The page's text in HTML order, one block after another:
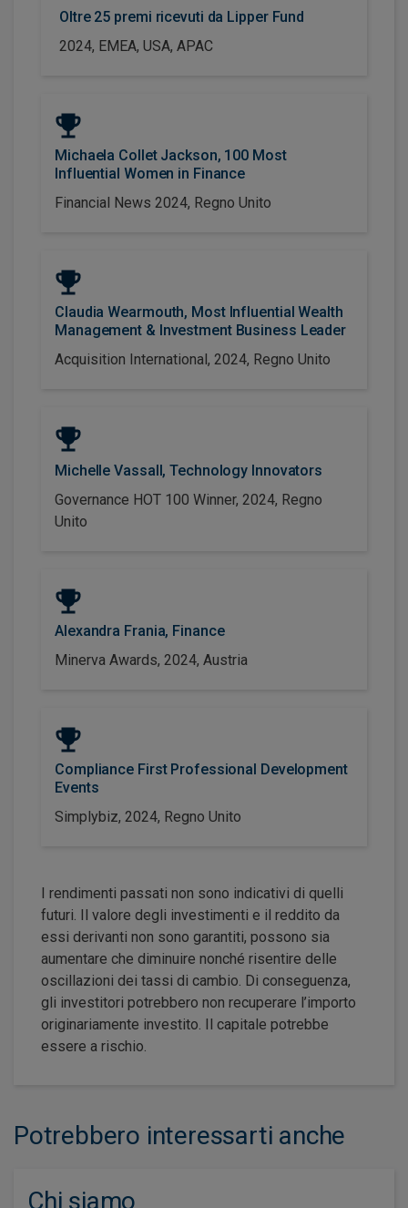
Oltre 25 premi ricevuti da Lipper Fund
2024, EMEA, USA, APAC
Michaela Collet Jackson, 100 Most
Influential Women in Finance
Financial News 2024, Regno Unito
Claudia Wearmouth, Most Influential Wealth
Management & Investment Business Leader
Acquisition International, 2024, Regno Unito
Michelle Vassall, Technology Innovators
Governance HOT 100 Winner, 2024, Regno
Unito
Alexandra Frania, Finance
Minerva Awards, 2024, Austria
Compliance First Professional Development
Events
Simplybiz, 2024, Regno Unito
I rendimenti passati non sono indicativi di quelli
futuri. Il valore degli investimenti e il reddito da
essi derivanti non sono garantiti, possono sia
aumentare che diminuire nonché risentire delle
oscillazioni dei tassi di cambio. Di conseguenza,
gli investitori potrebbero non recuperare l’importo
originariamente investito. Il capitale potrebbe
essere a rischio.
Potrebbero interessarti anche
Chi siamo